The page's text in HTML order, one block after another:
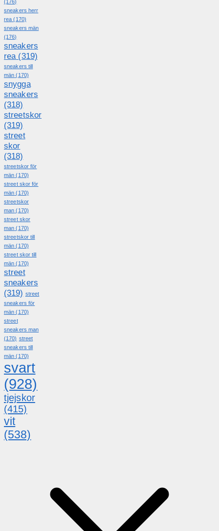
(176)
sneakers herr
rea (170)
sneakers män
(176)
sneakers
rea (319)
sneakers till
män (170)
snygga
sneakers
(318)
streetskor
(319)
street
skor
(318)
streetskor för
män (170)
street skor för
män (170)
streetskor
man (170)
street skor
man (170)
streetskor till
män (170)
street skor till
män (170)
street
sneakers
(319) street
sneakers för
män (170)
street
sneakers man
(170) street
sneakers till
män (170)
svart
(928)
tjejskor
(415)
vit
(538)